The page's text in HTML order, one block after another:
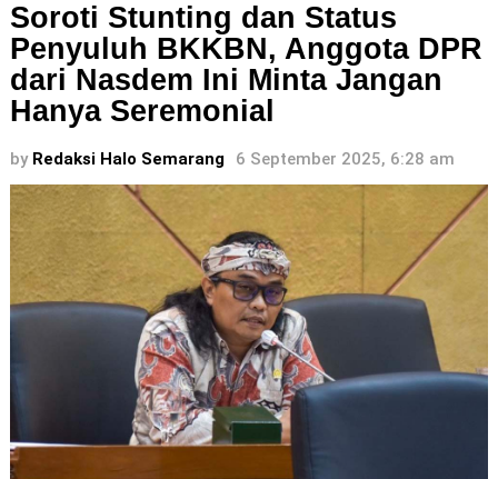
Soroti Stunting dan Status
Penyuluh BKKBN, Anggota DPR
dari Nasdem Ini Minta Jangan
Hanya Seremonial
by Redaksi Halo Semarang 6 September 2025, 6:28 am